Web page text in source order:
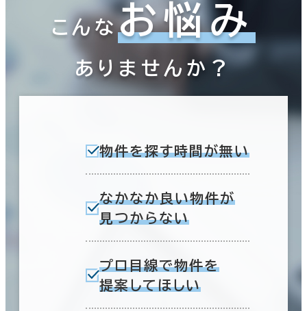
こんなお悩み
ありませんか？
物件を探す時間が無い
なかなか良い物件が
見つからない
プロ目線で物件を
提案してほしい
エリアを追加・変更する
滋賀県
(88)
京都府 (171)
兵庫県 (417)
駅徒歩
10分以内
入居可能時期
3か月以内